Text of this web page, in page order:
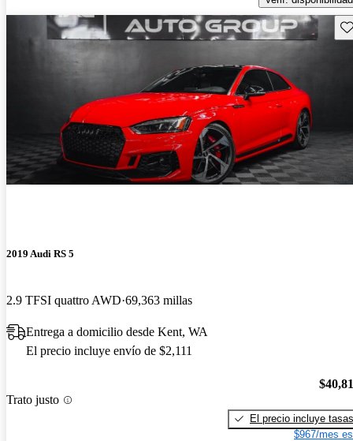
2019 Audi RS 5
2.9 TFSI quattro AWD 69,363 millas
Entrega a domicilio desde Kent, WA
El precio incluye envío de $2,111
Trato justo
El precio incluye tasas
$967/mes